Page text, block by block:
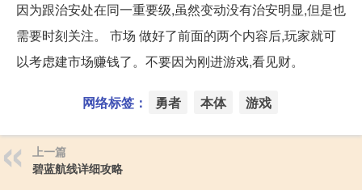
因为跟治安处在同一重要级,虽然变动没有治安明显,但是也
需要时刻关注。 市场 做好了前面的两个内容后,玩家就可
以考虑建市场赚钱了。不要因为刚进游戏,看见财。
网络标签： 勇者 本体 游戏
上一篇
碧蓝航线详细攻略